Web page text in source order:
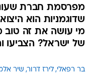
מפרסמת חברת
שדוגמניות הוא
מי עושה את זה טוב
של ישראל? הצביעו
בר רפאלי לירז דרור שיר